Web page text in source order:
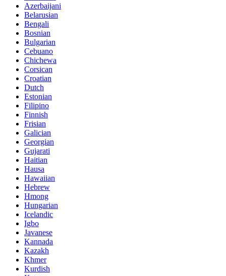
Azerbaijani
Belarusian
Bengali
Bosnian
Bulgarian
Cebuano
Chichewa
Corsican
Croatian
Dutch
Estonian
Filipino
Finnish
Frisian
Galician
Georgian
Gujarati
Haitian
Hausa
Hawaiian
Hebrew
Hmong
Hungarian
Icelandic
Igbo
Javanese
Kannada
Kazakh
Khmer
Kurdish